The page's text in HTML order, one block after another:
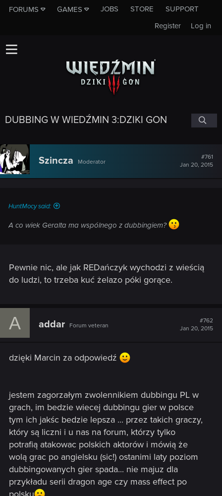
FORUMS GAMES JOBS STORE
SUPPORT
Log in
Register
DUBBING W WIEDŹMIN 3:DZIKI GON
Szincza Moderator
#761
Jan 20, 2015
HuntMocy said:
A co wiek Geralta ma wspólnego z dubbingiem?
Pewnie nic, ale jak REDańczyk wychodzi z wieścią
do ludzi, to trzeba kuć żelazo póki gorące.
A addar Forum veteran
#762
Jan 20, 2015
dzięki Marcin za odpowiedź
jestem zagorzałym zwolennikiem dubbingu PL w
grach, im bedzie wiecej dubbingu gier w polsce
tym ich jakśc bedzie lepsza ... przez takich graczy,
który są liczni i u nas na forum, którzy tylko
potrafią atakowac polskich aktorów i mówią że
wolą grac po angielsku (sic!) ostanimi laty poziom
dubbingowanych gier spada... nie majuz dla
przykładu serii dragon age czy mass effect po